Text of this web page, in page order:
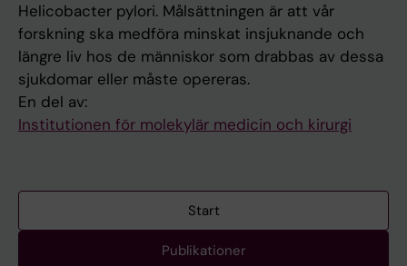
Helicobacter pylori. Målsättningen är att vår
forskning ska medföra minskat insjuknande och
längre liv hos de människor som drabbas av dessa
sjukdomar eller måste opereras.
En del av:
Institutionen för molekylär medicin och kirurgi
Start
Publikationer